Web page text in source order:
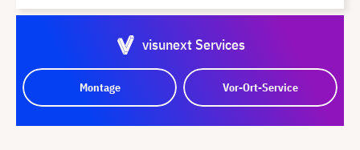
visunext Services
Montage Vor-Ort-Service